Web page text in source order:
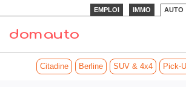
EMPLOI IMMO AUTO
Citadine Berline SUV & 4x4 Pick-